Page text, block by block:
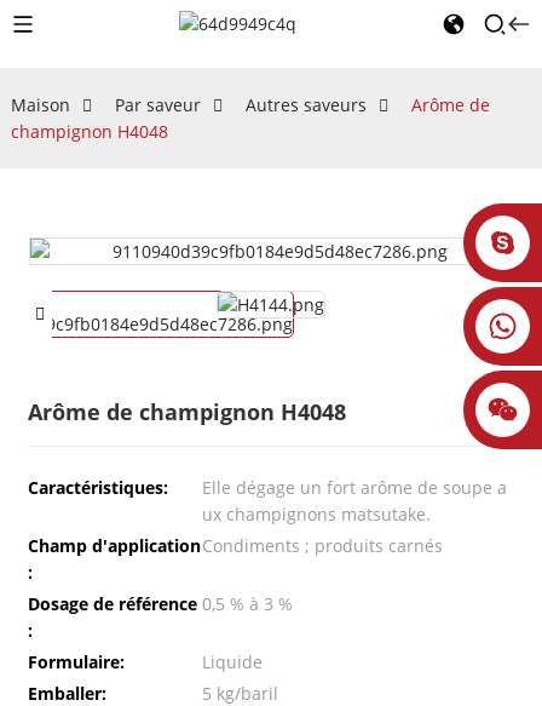
Maison Par saveur Autres saveurs
Arôme de
champignon H4048
Arôme de champignon H4048
Caractéristiques:
Elle dégage un fort arôme de soupe a
ux champignons matsutake.
Champ d'application
:
Condiments ; produits carnés
Dosage de référence
:
0,5 % à 3 %
Formulaire:
Liquide
Emballer:
5 kg/baril